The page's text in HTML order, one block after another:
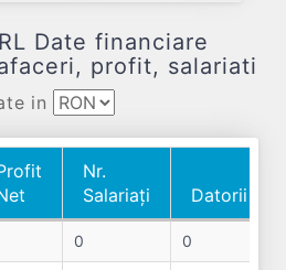
Date financiare
profit, salariati
in
Nr.
Salariați
Datorii
Salariați
0 0